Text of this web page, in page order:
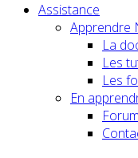
Assistance
Apprendre
La
Les
Les
En
Forum